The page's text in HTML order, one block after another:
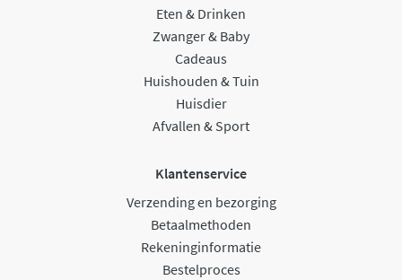
Eten & Drinken
Zwanger & Baby
Cadeaus
Huishouden & Tuin
Huisdier
Afvallen & Sport
Klantenservice
Verzending en bezorging
Betaalmethoden
Rekeninginformatie
Bestelproces